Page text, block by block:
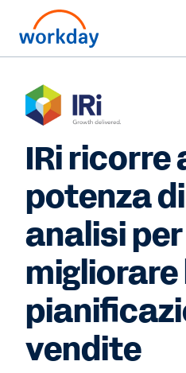
IRi ricorre
potenza
analisi per
migliorare
vendite